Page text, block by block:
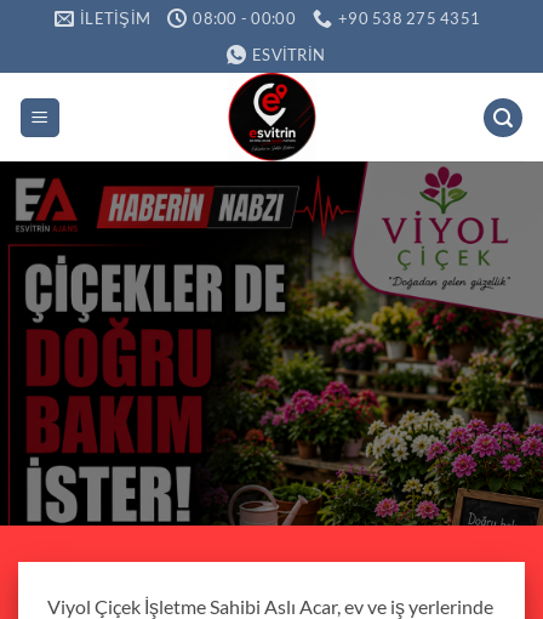
İLETIŞIM 08:00 - 00:00
+90 538 275 4351
ESVITRIN
Viyol Çiçek İşletme Sahibi Aslı Acar, ev ve iş yerlerinde